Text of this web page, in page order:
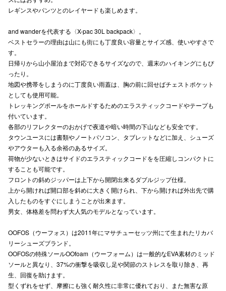
レギンスやパンツとのレイヤードも楽しめます。
and wanderを代表する〈X-pac 30L backpack〉。
ベストセラーの理由は山にも街にも丁度良い容量とサイズ感、使いやすさで
す。
日帰りから山小屋泊まで対応できるサイズなので、週末のハイキングにもぴ
ったり。
地図や携帯をしまうのに丁度良い雨蓋は、胸の前に回せばチェストポケット
としても使用可能。
トレッキングポールをホールドするためのエラスティックコードやテープも
付いています。
各部のリフレクターのおかげで夜道や暗い時間の下山なども安全です。
タウンユースには書類やノートパソコン、タブレットなどに加え、シューズ
やアウターも入る余裕のあるサイズ。
荷物が少ないときはサイドのエラスティックコードをを圧縮しコンパクトに
することも可能です。
フロントの斜めジッパーは上下から開閉出来るダブルジップ仕様。
上から開ければ開口部を斜めに大きく開けられ、下から開ければ外出先で購
入したものをすぐにしまうことが出来ます。
男女、体格差を問わず大人気のモデルとなっています。
OOFOS（ウーフォス）は2011年にマサチューセッツ州にて生まれたリカバ
リーシューズブランド。
OOFOSの特殊ソールOOfoam（ウーフォーム）は一般的なEVA素材のミッド
ソールと異なり、37%の衝撃を吸収し足や関節のストレスを取り除き、再
生、回復を助けます。
型くずれをせず、摩擦にも強く耐久性に非常に優れており、また無害な原
高崎オ
横浜ビ